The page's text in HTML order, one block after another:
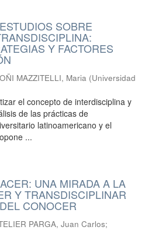
SOBRE
Y FACTORES
MAZZITELLI, Maria (Universidad
el concepto de interdisciplina y
de las prácticas de
latinoamericano y el
...
UNA MIRADA A LA
Y TRANSDISCIPLINAR
CONOCER
PARGA, Juan Carlos;